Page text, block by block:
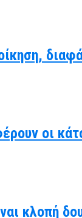
οι
κλοπή